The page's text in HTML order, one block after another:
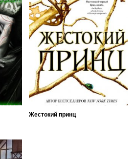
Жестокий принц